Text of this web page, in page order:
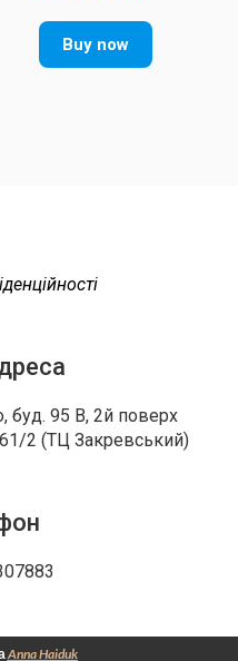
Buy now
буд. 95 В, 2й поверх
2 (ТЦ Закревський)
Anna Haiduk